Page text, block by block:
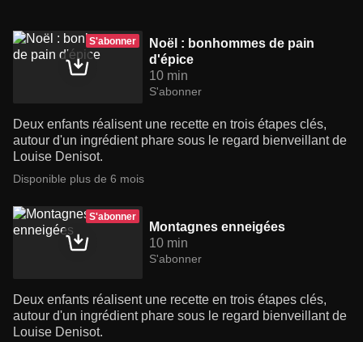
S'abonner
Noël : bonhommes de pain
d'épice
10 min
S'abonner
Deux enfants réalisent une recette en trois étapes clés,
autour d'un ingrédient phare sous le regard bienveillant de
Louise Denisot.
Disponible plus de 6 mois
S'abonner
Montagnes enneigées
10 min
S'abonner
Deux enfants réalisent une recette en trois étapes clés,
autour d'un ingrédient phare sous le regard bienveillant de
Louise Denisot.